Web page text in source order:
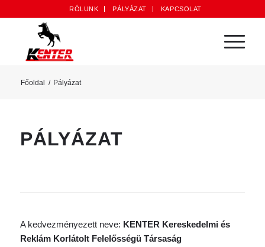
RÓLUNK PÁLYÁZAT KAPCSOLAT
Főoldal / Pályázat
PÁLYÁZAT
A kedvezményezett neve: KENTER Kereskedelmi és
Reklám Korlátolt Felelősségü Társaság